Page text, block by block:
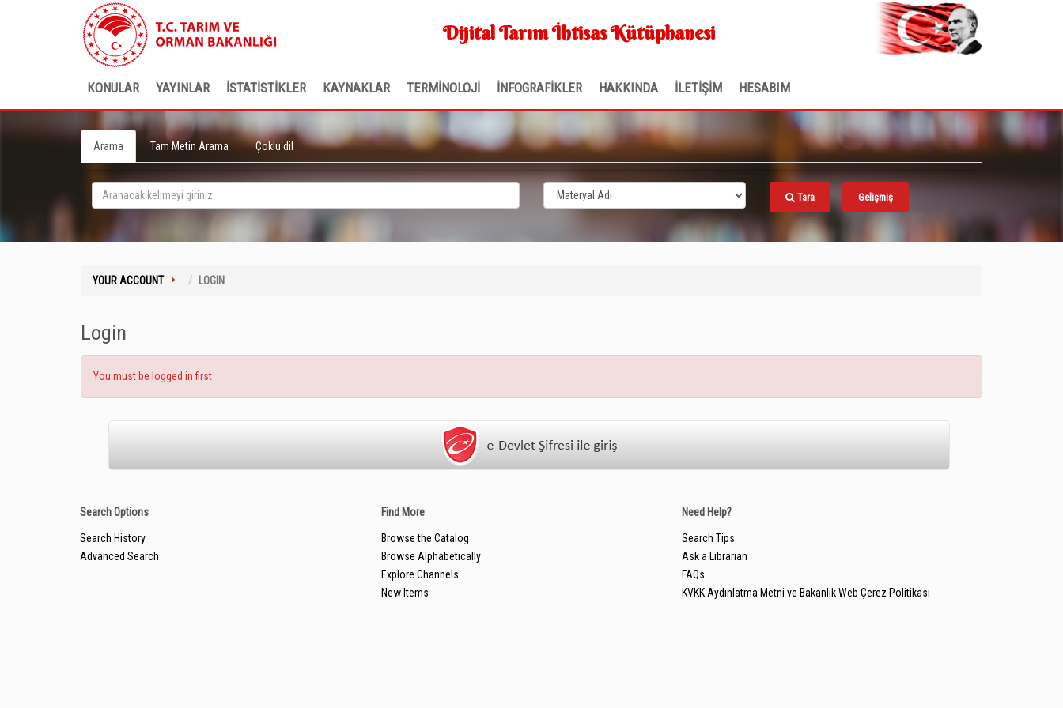
Dijital Tarım İhtisas Kütüphanesi
KONULAR YAYINLAR İSTATİSTİKLER KAYNAKLAR TERMİNOLOJİ İNFOGRAFİKLER HAKKINDA İLETİŞİM HESABIM
Arama Tam Metin Arama Çoklu dil
Tara Gelişmiş
YOUR ACCOUNT LOGIN
Login
You must be logged in first
Search Options
Search History
Advanced Search
Find More
Browse the Catalog
Browse Alphabetically
Explore Channels
New Items
Need Help?
Search Tips
Ask a Librarian
FAQs
KVKK Aydınlatma Metni ve Bakanlık Web Çerez Politikası